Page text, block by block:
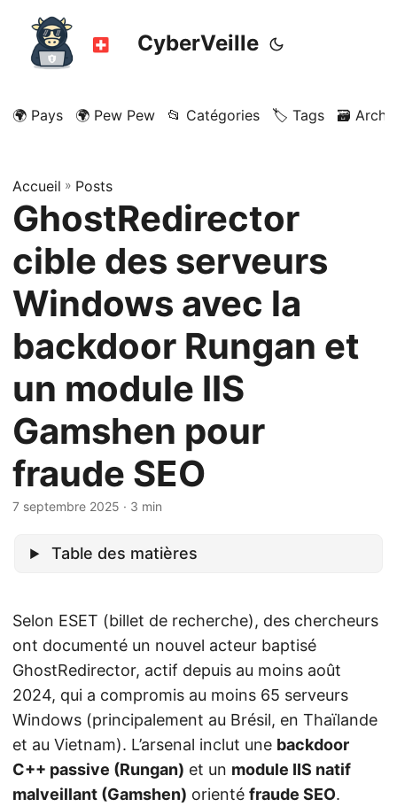
CyberVeille
🌍 Pays 🌍 Pew Pew 📂 Catégories 🏷️ Tags 🗃️
Accueil » Posts
GhostRedirector
cible des serveurs
Windows avec la
backdoor Rungan et
un module IIS
Gamshen pour
fraude SEO
7 septembre 2025 · 3 min
Table des matières
Selon ESET (billet de recherche), des chercheurs
ont documenté un nouvel acteur baptisé
GhostRedirector, actif depuis au moins août
2024, qui a compromis au moins 65 serveurs
Windows (principalement au Brésil, en Thaïlande
et au Vietnam). L’arsenal inclut une backdoor
C++ passive (Rungan) et un module IIS natif
malveillant (Gamshen) orienté fraude SEO.